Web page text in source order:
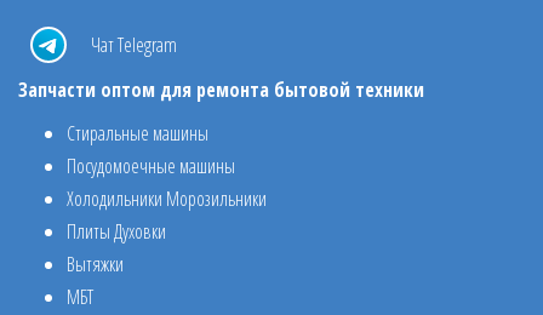
Чат Telegram
Запчасти оптом для ремонта бытовой техники
Стиральные машины
Посудомоечные машины
Холодильники Морозильники
Плиты Духовки
Вытяжки
МБТ